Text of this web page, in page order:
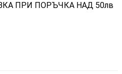
ПРИ ПОРЪЧКА НАД 50лв